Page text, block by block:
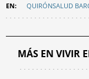
QUIRÓNSALUD
MÁS EN VIVIR